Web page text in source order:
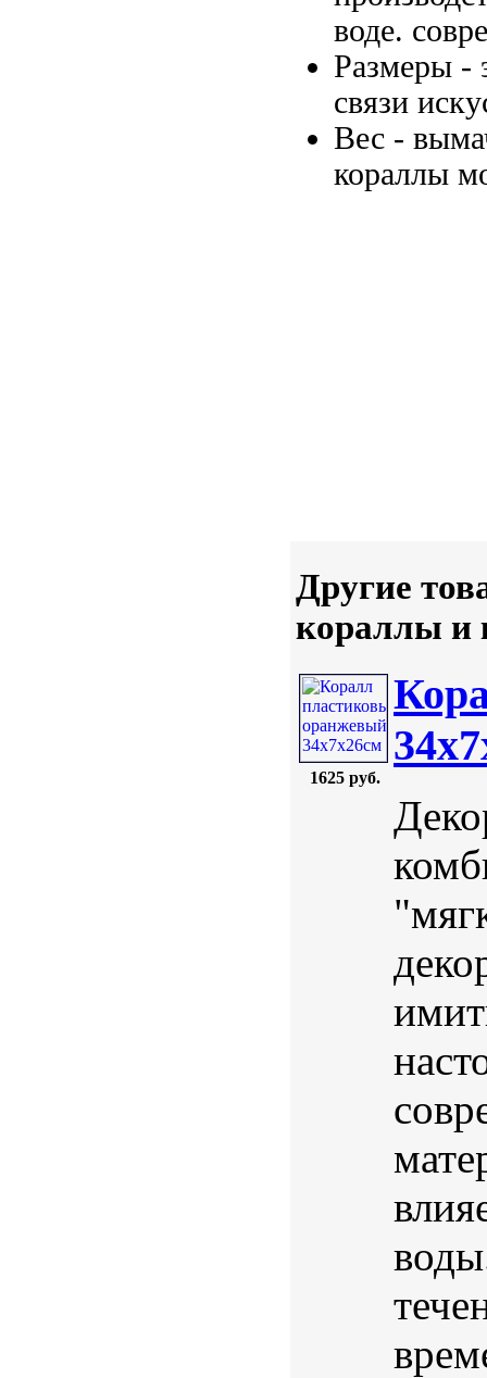
воде.
Размеры -
связи
Вес -
кораллы
Другие
кораллы и
1625 руб.